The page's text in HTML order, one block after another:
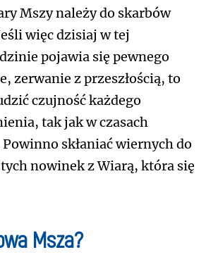
Mszy należy do skarbów
więc dzisiaj w tej
pojawia się pewnego
zerwanie z przeszłością, to
czujność każdego
tak jak w czasach
skłaniać wiernych do
nowinek z Wiarą, która się
Msza?